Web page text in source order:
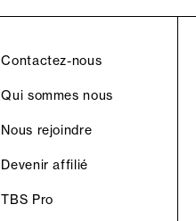
Contactez-nous
Qui sommes nous
Nous rejoindre
Devenir affilié
TBS Pro